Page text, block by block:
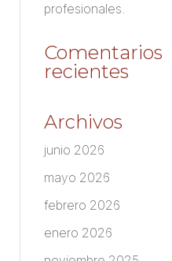
profesionales.
Comentarios
recientes
Archivos
junio 2026
mayo 2026
febrero 2026
enero 2026